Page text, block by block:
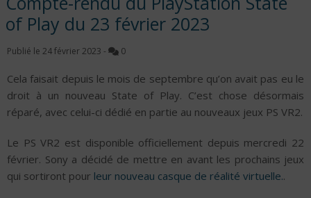
of Play du 23 février 2023
Publié le 24 février 2023 - 0
Cela faisait depuis le mois de septembre qu’on avait pas eu le
droit à un nouveau State of Play. C’est chose désormais
réparé, avec celui-ci dédié en partie au nouveaux jeux PS VR2.
Le PS VR2 est disponible officiellement depuis mercredi 22
février. Sony a décidé de mettre en avant les prochains jeux
qui sortiront pour leur nouveau casque de réalité virtuelle..